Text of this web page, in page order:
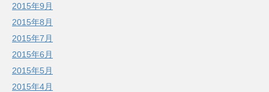
2015年9月
2015年8月
2015年7月
2015年6月
2015年5月
2015年4月